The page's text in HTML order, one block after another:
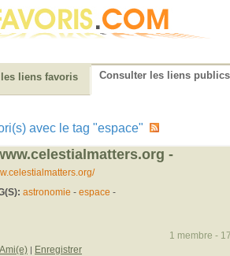
liens favoris Consulter les liens publics
avec le tag "espace"
-
astronomie - espace -
| Enregistrer
1 membre -